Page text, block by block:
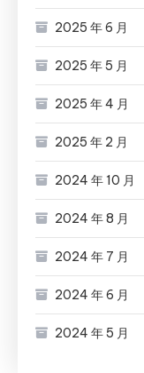
2025 年 6 月
2025 年 5 月
2025 年 4 月
2025 年 2 月
2024 年 10 月
2024 年 8 月
2024 年 7 月
2024 年 6 月
2024 年 5 月